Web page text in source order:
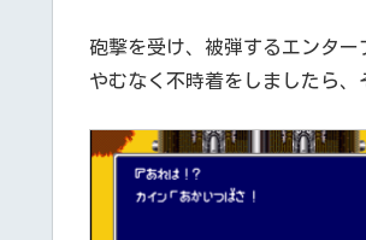
砲撃を受け、被弾するエンター
やむなく不時着をしましたら